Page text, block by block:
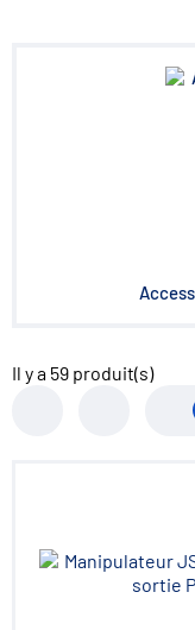
Il y a 59 produit(s)